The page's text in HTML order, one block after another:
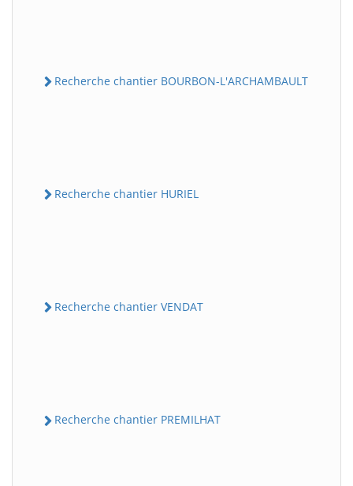
Recherche chantier BOURBON-L'ARCHAMBAULT
Recherche chantier HURIEL
Recherche chantier VENDAT
Recherche chantier PREMILHAT